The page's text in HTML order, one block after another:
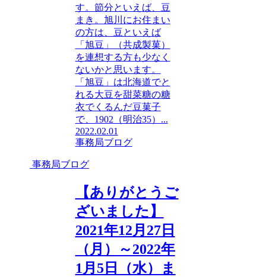
す。節分といえば、豆
まき。旭川にお住まい
の方は、豆といえば
「旭豆」（共成製菓）
を連想する方も少なく
ないかと思います。
「旭豆」は北海道でと
れる大豆を甜菜糖の糖
衣でくるんだ豆菓子
で、1902（明治35）...
2022.02.01
事務局ブログ
事務局ブログ
【ありがとうご
ざいました】
2021年12月27日
（月）～2022年
1月5日（水）ま